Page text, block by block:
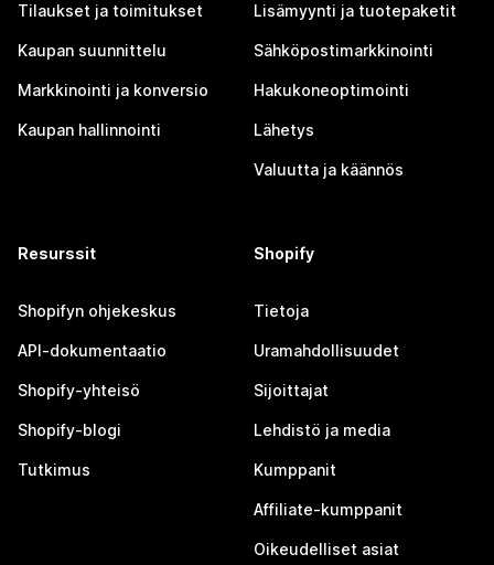
Tilaukset ja toimitukset
Kaupan suunnittelu
Markkinointi ja konversio
Kaupan hallinnointi
Lisämyynti ja tuotepaketit
Sähköpostimarkkinointi
Hakukoneoptimointi
Lähetys
Valuutta ja käännös
Resurssit
Shopifyn ohjekeskus
API-dokumentaatio
Shopify-yhteisö
Shopify-blogi
Tutkimus
Shopify
Tietoja
Uramahdollisuudet
Sijoittajat
Lehdistö ja media
Kumppanit
Affiliate-kumppanit
Oikeudelliset asiat